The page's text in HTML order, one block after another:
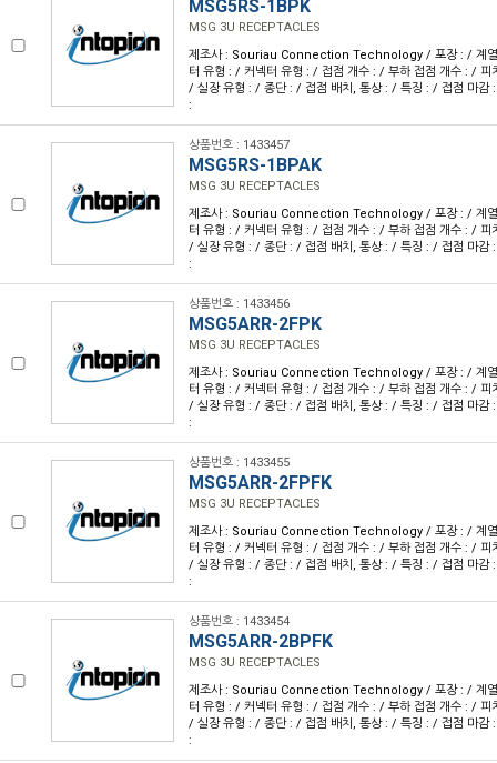
MSG5RS-1BPK
MSG 3U RECEPTACLES
제조사 : Souriau Connection Technology / 포장 : / 계열
터 유형 : / 커넥터 유형 : / 접점 개수 : / 부하 접점 개수 : /
/ 실장 유형 : / 종단 : / 접점 배치, 통상 : / 특징 : / 접점 마감
:
상품번호 : 1433457
MSG5RS-1BPAK
MSG 3U RECEPTACLES
제조사 : Souriau Connection Technology / 포장 : / 계열
터 유형 : / 커넥터 유형 : / 접점 개수 : / 부하 접점 개수 : /
/ 실장 유형 : / 종단 : / 접점 배치, 통상 : / 특징 : / 접점 마감
:
상품번호 : 1433456
MSG5ARR-2FPK
MSG 3U RECEPTACLES
제조사 : Souriau Connection Technology / 포장 : / 계열
터 유형 : / 커넥터 유형 : / 접점 개수 : / 부하 접점 개수 : /
/ 실장 유형 : / 종단 : / 접점 배치, 통상 : / 특징 : / 접점 마감
:
상품번호 : 1433455
MSG5ARR-2FPFK
MSG 3U RECEPTACLES
제조사 : Souriau Connection Technology / 포장 : / 계열
터 유형 : / 커넥터 유형 : / 접점 개수 : / 부하 접점 개수 : /
/ 실장 유형 : / 종단 : / 접점 배치, 통상 : / 특징 : / 접점 마감
:
상품번호 : 1433454
MSG5ARR-2BPFK
MSG 3U RECEPTACLES
제조사 : Souriau Connection Technology / 포장 : / 계열
터 유형 : / 커넥터 유형 : / 접점 개수 : / 부하 접점 개수 : /
/ 실장 유형 : / 종단 : / 접점 배치, 통상 : / 특징 : / 접점 마감
: